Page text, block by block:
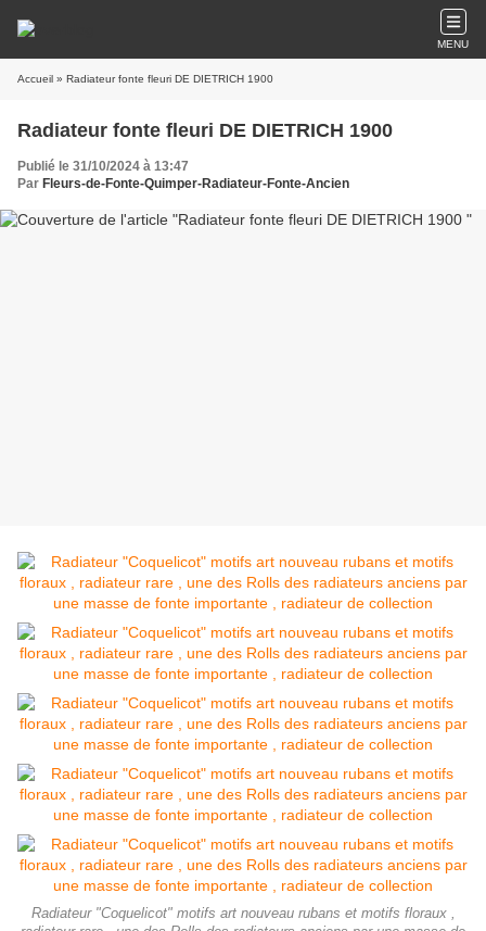
MENU
Accueil » Radiateur fonte fleuri DE DIETRICH 1900
Radiateur fonte fleuri DE DIETRICH 1900
Publié le 31/10/2024 à 13:47
Par Fleurs-de-Fonte-Quimper-Radiateur-Fonte-Ancien
Radiateur "Coquelicot" motifs art nouveau rubans et motifs floraux ,